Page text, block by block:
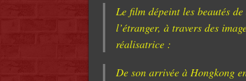
Le film dépeint les beautés
l’étranger, à travers des
réalisatrice :
De son arrivée à Hongkong